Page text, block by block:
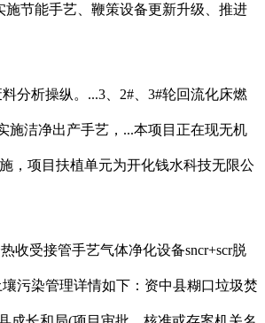
节能手艺、鞭策设备更新升级、推进
析操纵。...3、2#、3#轮回流化床燃
施洁净出产手艺，...本项目正在现无机
，项目扶植单元为开化钱水科技无限公
受接管手艺气体净化设备sncr+scr脱
污染管理详情如下：资中县糊口垃圾焚